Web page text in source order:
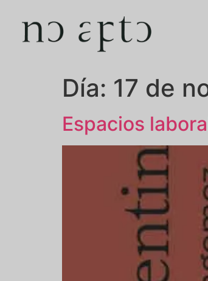
Día: 17 de
Espacios